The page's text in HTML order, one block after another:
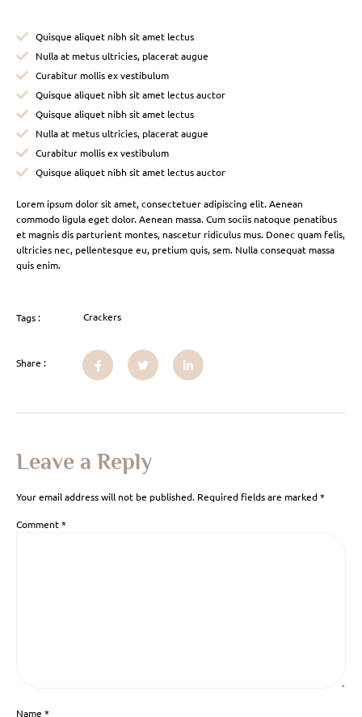
Quisque aliquet nibh sit amet lectus
Nulla at metus ultricies, placerat augue
Curabitur mollis ex vestibulum
Quisque aliquet nibh sit amet lectus auctor
Quisque aliquet nibh sit amet lectus
Nulla at metus ultricies, placerat augue
Curabitur mollis ex vestibulum
Quisque aliquet nibh sit amet lectus auctor
Lorem ipsum dolor sit amet, consectetuer adipiscing elit. Aenean
commodo ligula eget dolor. Aenean massa. Cum sociis natoque penatibus
et magnis dis parturient montes, nascetur ridiculus mus. Donec quam felis,
ultricies nec, pellentesque eu, pretium quis, sem. Nulla consequat massa
quis enim.
Tags : Crackers
Share :
Leave a Reply
Your email address will not be published. Required fields are marked*
Comment*
Name *